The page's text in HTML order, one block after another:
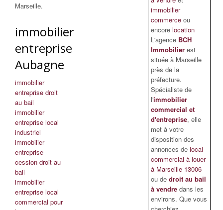
Marseille.
immobilier
entreprise
Aubagne
immobilier
entreprise droit
au bail
immobilier
entreprise local
industriel
immobilier
entreprise
cession droit au
bail
immobilier
entreprise local
commercial pour
immobilier
commerce ou
encore location
L'agence BCH
Immobilierest
située à Marseille
près de la
préfecture.
Spécialiste de
l'immobilier
commercial et
d'entreprise, elle
met à votre
disposition des
annonces de local
commercial à louer
à Marseille 13006
ou de droit au bail
à vendredans les
environs. Que vous